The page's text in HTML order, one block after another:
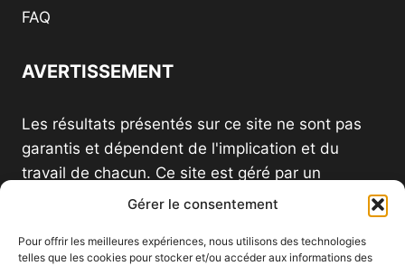
Gérer le consentement
Pour offrir les meilleures expériences, nous utilisons des technologies
telles que les cookies pour stocker et/ou accéder aux informations des
FAQ
AVERTISSEMENT
Les résultats présentés sur ce site ne sont pas
garantis et dépendent de l'implication et du
travail de chacun. Ce site est géré par un
distributeur indépendant et n'est pas le site